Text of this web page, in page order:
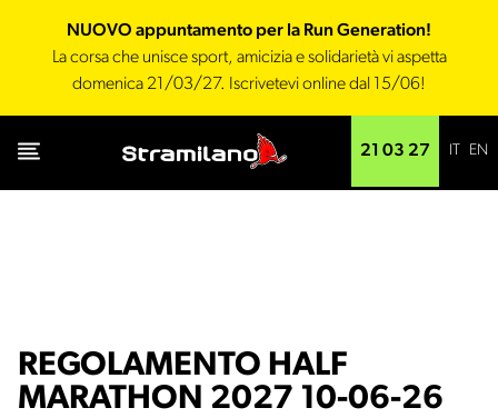
NUOVO appuntamento per la Run Generation!
La corsa che unisce sport, amicizia e solidarietà vi aspetta
domenica 21/03/27. Iscrivetevi online dal 15/06!
21 03 27 EN
REGOLAMENTO HALF
MARATHON 2027 10-06-26